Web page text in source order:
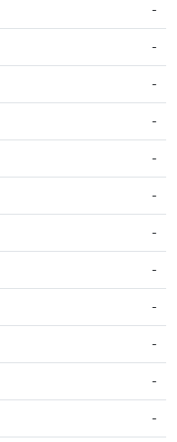
-
-
-
-
-
-
-
-
-
-
-
-